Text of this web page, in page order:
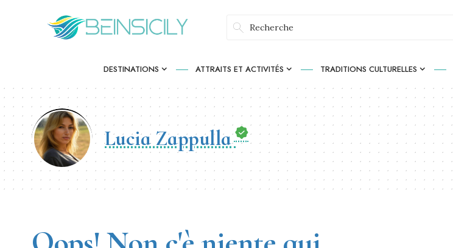
DESTINATIONS ATTRAITS ET ACTIVITÉS TRADITIONS CULTURELLES
Lucia Zappulla